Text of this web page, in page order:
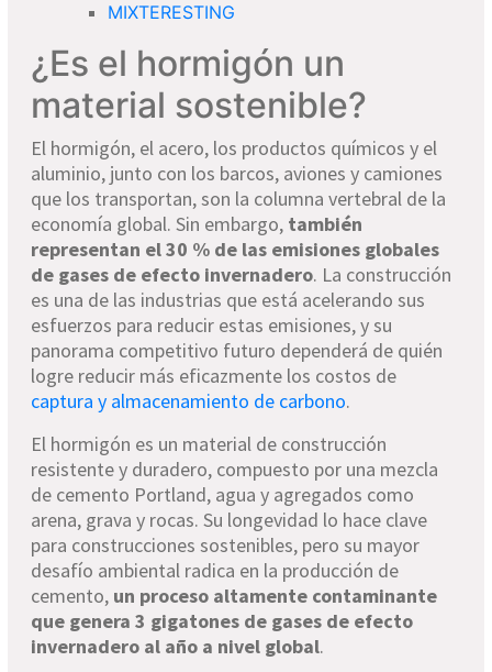
MIXTERESTING
¿Es el hormigón un
material sostenible?
El hormigón, el acero, los productos químicos y el
aluminio, junto con los barcos, aviones y camiones
que los transportan, son la columna vertebral de la
economía global. Sin embargo, también
representan el 30 % de las emisiones globales
de gases de efecto invernadero. La construcción
es una de las industrias que está acelerando sus
esfuerzos para reducir estas emisiones, y su
panorama competitivo futuro dependerá de quién
logre reducir más eficazmente los costos de
captura y almacenamiento de carbono.
El hormigón es un material de construcción
resistente y duradero, compuesto por una mezcla
de cemento Portland, agua y agregados como
arena, grava y rocas. Su longevidad lo hace clave
para construcciones sostenibles, pero su mayor
desafío ambiental radica en la producción de
cemento, un proceso altamente contaminante
que genera 3 gigatones de gases de efecto
invernadero al año a nivel global.